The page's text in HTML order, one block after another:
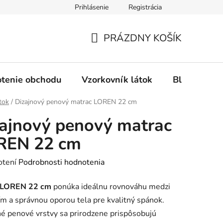
Ochrana osobných údajov Spôsob platby
Prihlásenie Registrácia
KOŠÍK
PRÁZDNY KOŠÍK
obchodu Vzorkovník látok Blog
/ Dizajnový penový matrac LOREN 22 cm
penový matrac
22 cm
Podrobnosti hodnotenia
LOREN 22 cm ponúka ideálnu rovnováhu medzi
a správnou oporou tela pre kvalitný spánok.
penové vrstvy sa prirodzene prispôsobujú